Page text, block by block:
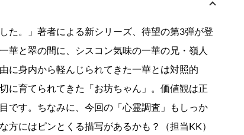
た。」著者による新シリーズ、待望の第3弾が登
と翠の間に、シスコン気味の一華の兄・嶺人
に身内から軽んじられてきた一華とは対照的
に育てられてきた「お坊ちゃん」。価値観は正
です。ちなみに、今回の「心霊調査」もしっか
方にはピンとくる描写があるかも？（担当KK）